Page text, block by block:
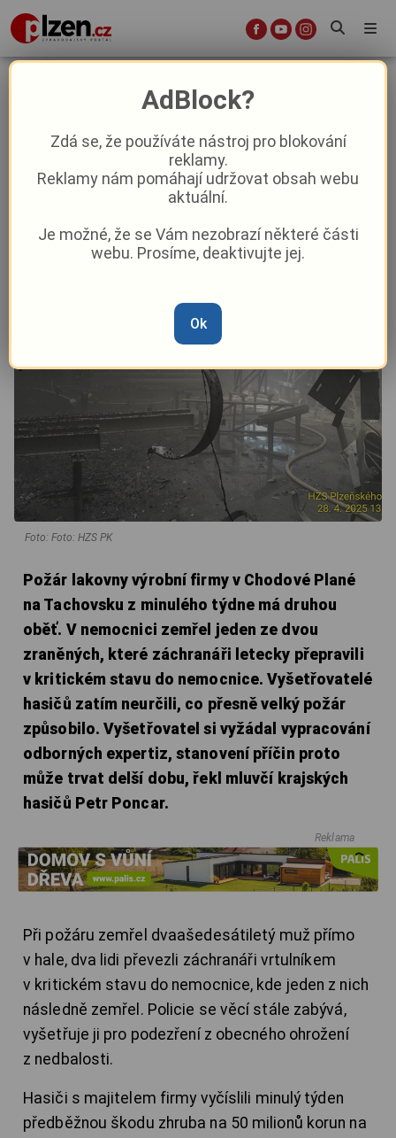
Požár lakovny na Tachovsku má
druhou oběť. Proč hořelo, zatím
není jasné!
Krimi
Marie Osvaldová –7. 5. 2025|09:03
Foto: Foto: HZS PK
Požár lakovny výrobní firmy v Chodové Plané
na Tachovsku z minulého týdne má druhou
oběť. V nemocnici zemřel jeden ze dvou
zraněných, které záchranáři letecky přepravili
v kritickém stavu do nemocnice. Vyšetřovatelé
hasičů zatím neurčili, co přesně velký požár
způsobilo. Vyšetřovatel si vyžádal vypracování
odborných expertiz, stanovení příčin proto
může trvat delší dobu, řekl mluvčí krajských
hasičů Petr Poncar.
Reklama
Při požáru zemřel dvaašedesátiletý muž přímo
v hale, dva lidi převezli záchranáři vrtulníkem
v kritickém stavu do nemocnice, kde jeden z nich
následně zemřel. Policie se věcí stále zabývá,
vyšetřuje ji pro podezření z obecného ohrožení
z nedbalosti.
Hasiči s majitelem firmy vyčíslili minulý týden
předběžnou škodu zhruba na 50 milionů korun na
AdBlock?
Zdá se, že používáte nástroj pro blokování
reklamy.
Reklamy nám pomáhají udržovat obsah webu
aktuální.
Je možné, že se Vám nezobrazí některé části
webu. Prosíme, deaktivujte jej.
Ok